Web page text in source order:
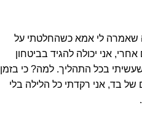
שאמרה לי אמא כשהחלטתי על
אחרי, אני יכולה להגיד בביטחון
בכל התהליך. למה? כי בזמן
בד, אני רקדתי כל הלילה בלי